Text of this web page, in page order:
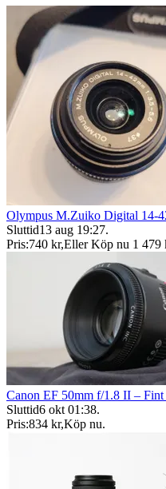
Olympus M.Zuiko Digital 14-
Sluttid13 aug 19:27.
Pris:740 kr,Eller Köp nu 1 479
Canon EF 50mm f/1.8 II –
Sluttid6 okt 01:38.
Pris:834 kr,Köp nu.